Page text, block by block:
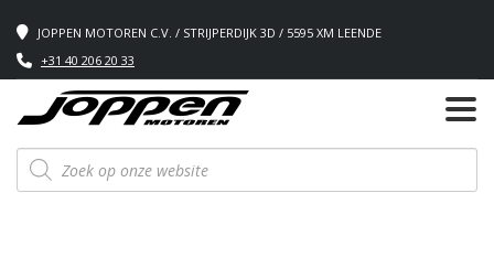
JOPPEN MOTOREN C.V. / STRIJPERDIJK 3D / 5595 XM LEENDE
+31 40 206 20 33
Producten
zoeken